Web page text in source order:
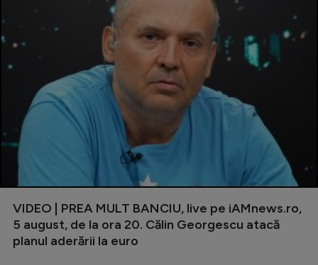
VIDEO | PREA MULT BANCIU, live pe iAMnews.ro,
5 august, de la ora 20. Călin Georgescu atacă
planul aderării la euro